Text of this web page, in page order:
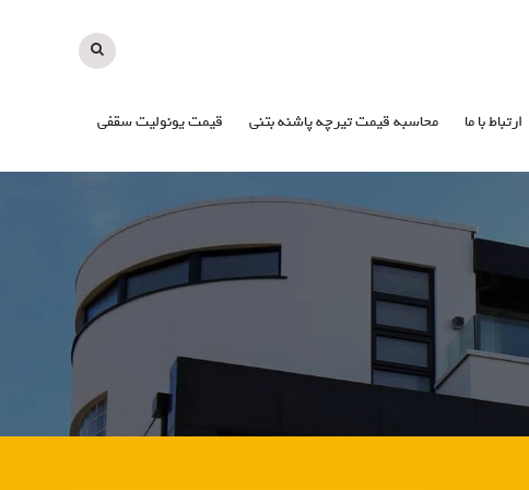
ارتباط با ما محاسبه قیمت تیرچه پاشنه بتنی قیمت یونولیت سقفی